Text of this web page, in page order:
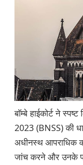
बॉम्बे हाईकोर्ट ने
2023 (BNSS) की
अधीनस्थ आपराधिक
जांच करने और उनके